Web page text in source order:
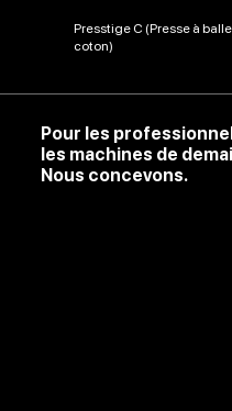
Presstige C (Presse à
coton)
Pour les
les machines de
Nous concevons.